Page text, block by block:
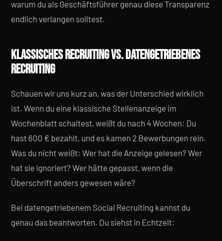
warum du als Geschäftsführer genau diese Transparenz
endlich verlangen solltest.
KLASSISCHES RECRUITING VS. DATENGETRIEBENES
RECRUITING
Schauen wir uns kurz an, was der Unterschied wirklich
ist. Wenn du eine klassische Stellenanzeige im
Wochenblatt schaltest, weißt du nach 4 Wochen: Du
hast 600 € bezahlt, und es kamen 2 Bewerbungen rein.
Was du nicht weißt: Wer hat die Anzeige gelesen? Wer
hat sie ignoriert? Wer hätte gepasst, wenn die
Überschrift anders gewesen wäre?
Bei datengetriebenem Social Recruiting kannst du
genau das beantworten. Du siehst in Echtzeit: